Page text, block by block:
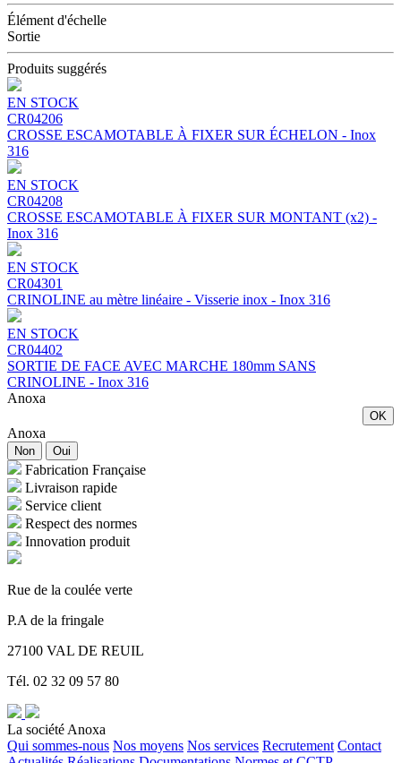
Élément d'échelle
Sortie
Produits suggérés
EN STOCK
CR04206
CROSSE ESCAMOTABLE À FIXER SUR ÉCHELON - Inox
316
EN STOCK
CR04208
CROSSE ESCAMOTABLE À FIXER SUR MONTANT (x2) -
Inox 316
EN STOCK
CR04301
CRINOLINE au mètre linéaire - Visserie inox - Inox 316
EN STOCK
CR04402
SORTIE DE FACE AVEC MARCHE 180mm SANS
CRINOLINE - Inox 316
Anoxa
OK
Anoxa
Non Oui
Fabrication Française
Livraison rapide
Service client
Respect des normes
Innovation produit
Rue de la coulée verte
P.A de la fringale
27100 VAL DE REUIL
Tél. 02 32 09 57 80
La société Anoxa
Qui sommes-nous Nos moyens Nos services Recrutement Contact